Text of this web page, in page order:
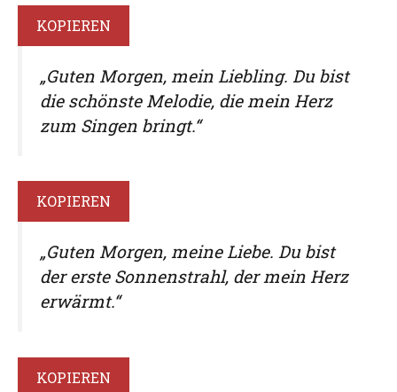
KOPIEREN
„Guten Morgen, mein Liebling. Du bist
die schönste Melodie, die mein Herz
zum Singen bringt.“
KOPIEREN
„Guten Morgen, meine Liebe. Du bist
der erste Sonnenstrahl, der mein Herz
erwärmt.“
KOPIEREN